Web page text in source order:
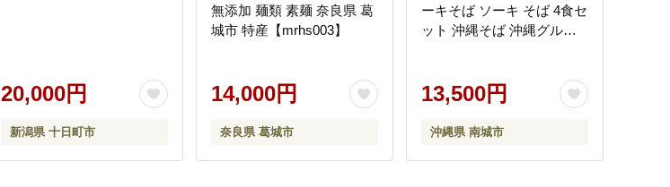
20,000円
新潟県 十日町市
無添加 麺類 素麺 奈良県 葛
城市 特産【mrhs003】
14,000円
奈良県 葛城市
ーキそば ソーキ そば 4食セ
ット 沖縄そば 沖縄グルメ
るさと納税 そば処 玉家 南
風原店
13,500円
沖縄県 南城市